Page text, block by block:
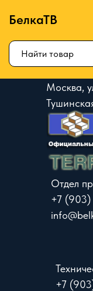
БелкаТВ
Москва,
Отдел
+7 (903)
+7